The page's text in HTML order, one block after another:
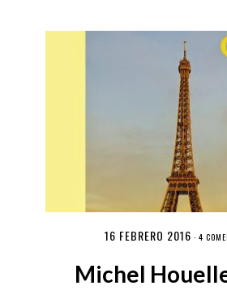
16 FEBRERO 2016 · 4
Michel